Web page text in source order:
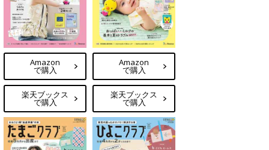
Amazon
で購入
楽天ブックス
で購入
Amazon
で購入
楽天ブックス
で購入